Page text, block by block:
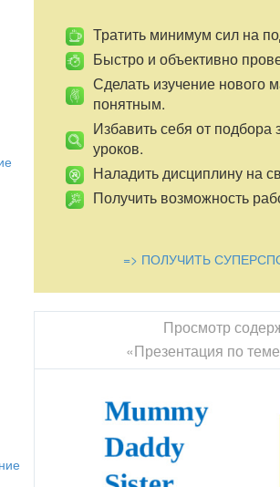
Тратить минимум сил на
Быстро и объективно
Сделать изучение нового
понятным.
Избавить себя от подбора
уроков.
Наладить дисциплину на
Получить возможность
=> ПОЛУЧИТЬ
Просмотр
«Презентация по